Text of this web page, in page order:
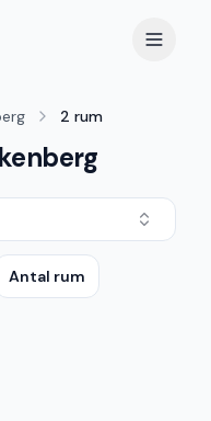
2 rum
Antal rum